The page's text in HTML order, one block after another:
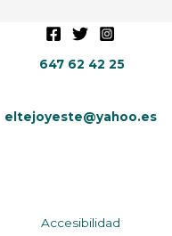
647 62 42 25
eltejoyeste@yahoo.es
Accesibilidad